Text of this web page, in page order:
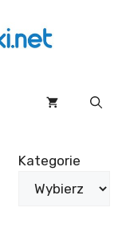
Kategorie